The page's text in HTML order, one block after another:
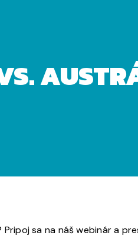
sa na náš webinár a